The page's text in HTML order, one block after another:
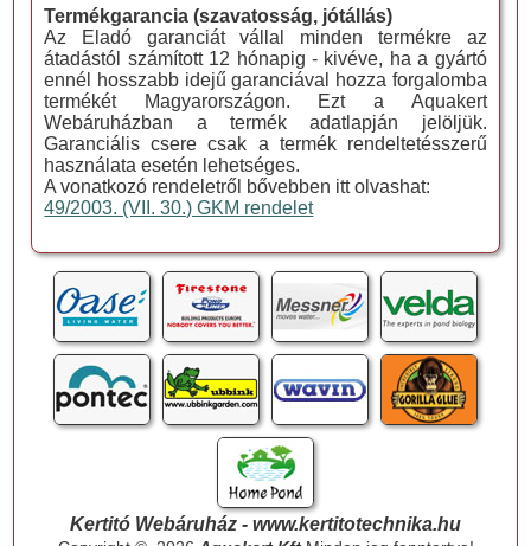
Termékgarancia (szavatosság, jótállás)
Az Eladó garanciát vállal minden termékre az
átadástól számított 12 hónapig - kivéve, ha a gyártó
ennél hosszabb idejű garanciával hozza forgalomba
termékét Magyarországon. Ezt a Aquakert
Webáruházban a termék adatlapján jelöljük.
Garanciális csere csak a termék rendeltetésszerű
használata esetén lehetséges.
A vonatkozó rendeletről bővebben itt olvashat:
49/2003. (VII. 30.) GKM rendelet
Kertitó Webáruház - www.kertitotechnika.hu